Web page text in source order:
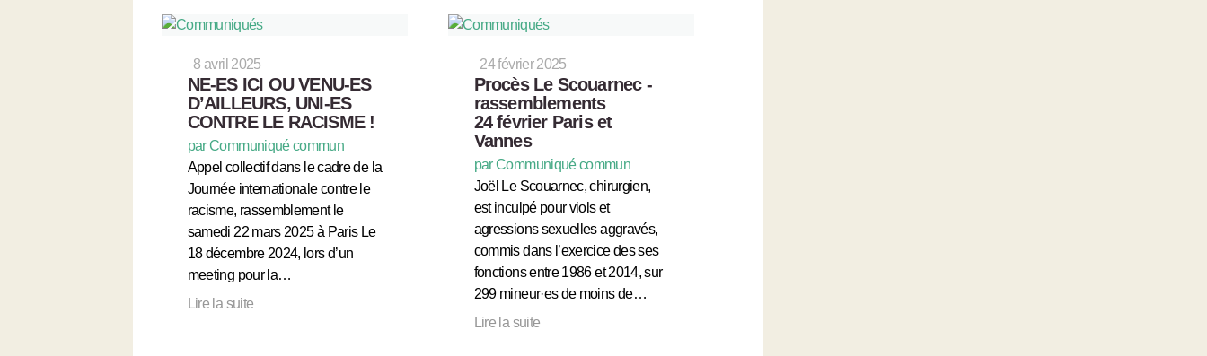
8 avril 2025
NE-ES ICI OU VENU-ES
D’AILLEURS, UNI-ES
CONTRE LE RACISME !
par Communiqué commun
Appel collectif dans le cadre de la
Journée internationale contre le
racisme, rassemblement le
samedi 22 mars 2025 à Paris Le
18 décembre 2024, lors d’un
meeting pour la…
Lire la suite
24 février 2025
Procès Le Scouarnec -
rassemblements
24 février Paris et
Vannes
par Communiqué commun
Joël Le Scouarnec, chirurgien,
est inculpé pour viols et
agressions sexuelles aggravés,
commis dans l’exercice des ses
fonctions entre 1986 et 2014, sur
299 mineur·es de moins de…
Lire la suite